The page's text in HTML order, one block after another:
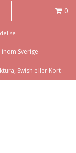
0
Sverige
Swish eller Kort